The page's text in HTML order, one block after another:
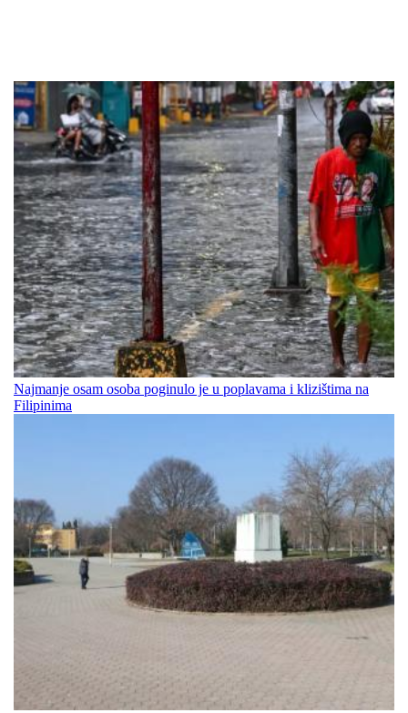
Najmanje osam osoba poginulo je u poplavama i klizištima na
Filipinima